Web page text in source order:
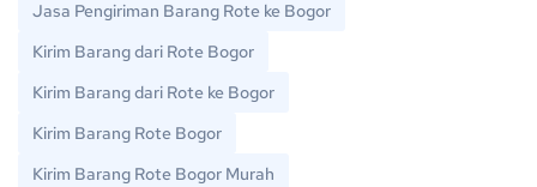
Jasa Pengiriman Barang Rote ke Bogor
Kirim Barang dari Rote Bogor
Kirim Barang dari Rote ke Bogor
Kirim Barang Rote Bogor
Kirim Barang Rote Bogor Murah